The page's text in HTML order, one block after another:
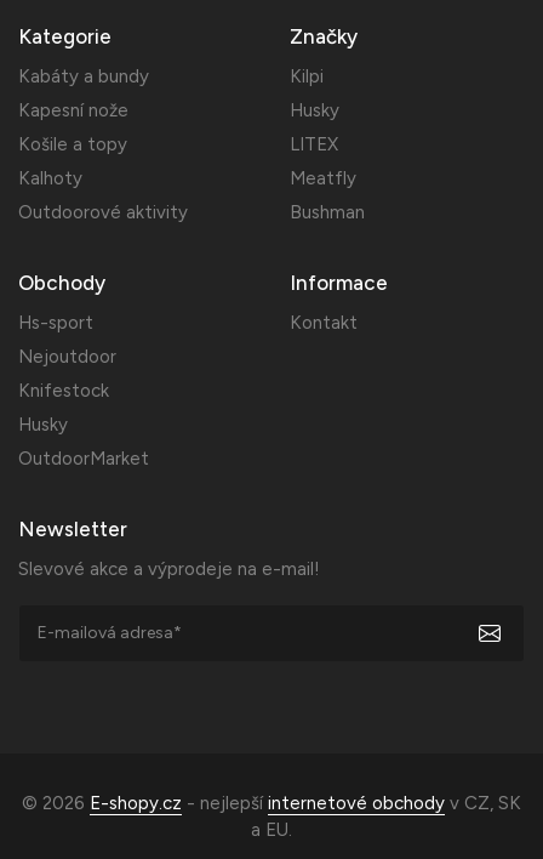
Kategorie
Kabáty a bundy
Kapesní nože
Košile a topy
Kalhoty
Outdoorové aktivity
Značky
Kilpi
Husky
LITEX
Meatfly
Bushman
Obchody
Hs-sport
Nejoutdoor
Knifestock
Husky
OutdoorMarket
Informace
Kontakt
Newsletter
Slevové akce a výprodeje na e-mail!
© 2026 E-shopy.cz - nejlepšíinternetové obchody v CZ, SK
a EU.